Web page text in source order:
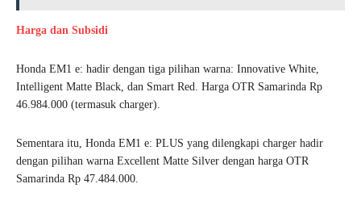
Harga dan Subsidi
Honda EM1 e: hadir dengan tiga pilihan warna: Innovative White,
Intelligent Matte Black, dan Smart Red. Harga OTR Samarinda Rp
46.984.000 (termasuk charger).
Sementara itu, Honda EM1 e: PLUS yang dilengkapi charger hadir
dengan pilihan warna Excellent Matte Silver dengan harga OTR
Samarinda Rp 47.484.000.